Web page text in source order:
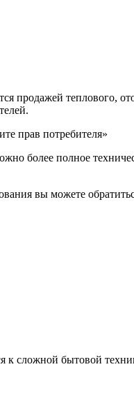
продажей теплового,
прав потребителя»
более полное
вы можете
сложной бытовой